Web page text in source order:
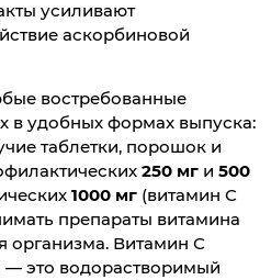
усиливают
аскорбиновой
востребованные
в удобных формах выпуска:
таблетки, порошок и
250 мг и 500
1000 мг (витамин С
препараты витамина
организма. Витамин С
— это водорастворимый